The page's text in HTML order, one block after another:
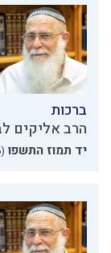
ברכות
הרב אליקים
יד תמוז התשפו (29.06.2026)